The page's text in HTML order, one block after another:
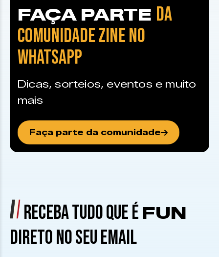
FAÇA PARTE DA
COMUNIDADE ZINE NO
WHATSAPP
Dicas, sorteios, eventos e muito
mais
Faça parte da comunidade
RECEBA TUDO QUE É FUN
DIRETO NO SEU EMAIL